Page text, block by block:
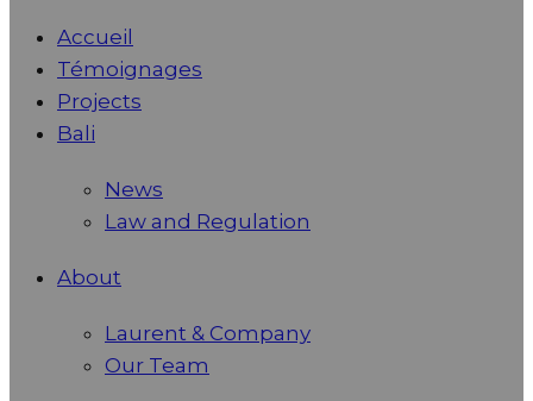
Accueil
Témoignages
Projects
Bali
News
Law and Regulation
About
Laurent & Company
Our Team